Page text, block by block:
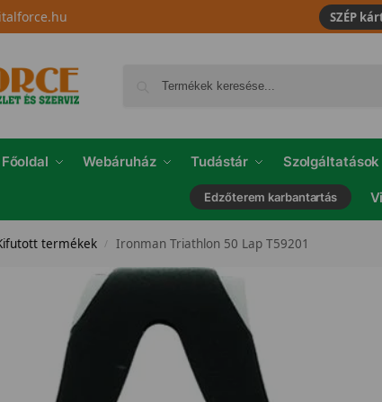
SZÉP
Főoldal Webáruház Tudástár Szolgáltatások
Edzőterem karbantartás
termékek / Ironman Triathlon 50 Lap T59201